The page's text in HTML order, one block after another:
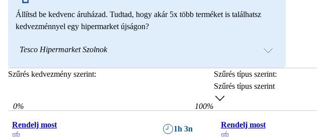
Állítsd be kedvenc áruházad. Tudtad, hogy akár 5x több terméket is találhatsz
kedvezménnyel egy hipermarket újságon?
Tesco Hipermarket Szolnok
Szűrés kedvezmény szerint:
0% 100%
Szűrés típus szerint:
Szűrés típus szerint
Rendelj most 1h 3n Rendelj most